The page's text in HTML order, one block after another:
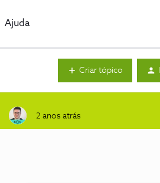
Ajuda
Criar tópico
2 anos atrás